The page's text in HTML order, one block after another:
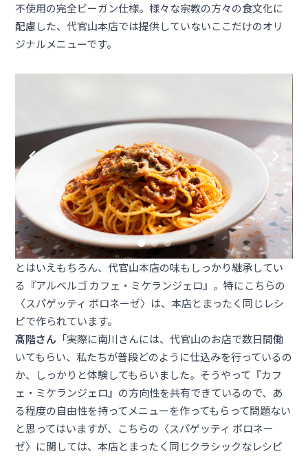
不使用の完全ビーガン仕様。様々な宗教の方々の食文化に
配慮した、代官山本店では提供していないここだけのオリ
ジナルメニューです。
とはいえもちろん、代官山本店の味もしっかり継承してい
る『アルベルゴ カフェ・ミケランジェロ』。特にこちらの
〈スパゲッティ ボロネーゼ〉は、本店とまったく同じレシ
ピで作られています。
髙階さん 「実際に南川さんには、代官山のお店で数日間働
いてもらい、私たちが普段どのように仕込みを行っているの
か、しっかりと体験してもらいました。そうやって『カフ
ェ・ミケランジェロ』の方向性を共有できているので、あ
る程度の自由性を持ってメニューを作ってもらって問題ない
と思ってはいますが、こちらの〈スパゲッティ ボロネー
ゼ〉に関しては、本店とまったく同じクラシックなレシピ